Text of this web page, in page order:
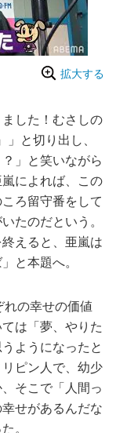
拡大する
した！むさしの
と切り出し、
」と笑いながら
によれば、この
ろ留守番をして
たのだという。
えると、亜嵐は
と本題へ。
の幸せの価値
は「夢、やりた
ようになったと
ピン人で、幼少
そこで「人間っ
せがあるんだな
。